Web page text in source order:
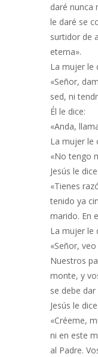
daré nunca
le daré se
surtidor de
eterna».
La mujer le
«Señor,
sed, ni
Él le dice:
«Anda,
La mujer le
«No tengo
Jesús le dice:
«Tienes
tenido ya
marido. En
La mujer le
«Señor,
Nuestros
monte, y
se debe
Jesús le dice:
«Créeme,
ni en este
al Padre.